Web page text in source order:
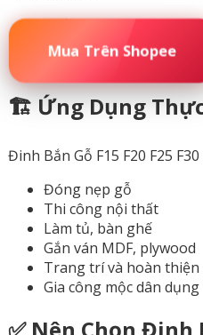
Chiều dài: 50mm
Chuyên dùng cho gỗ
Phù hợp công trình
🏗️ Ứng Dụng
Đinh Bắn Gỗ F15 F20 F25
Đóng nẹp gỗ
Thi công nội thất
Làm tủ, bàn ghế
Gắn ván MDF, plywood
Trang trí và hoàn thiện
Gia công mộc dân
Mua Trên Shopee